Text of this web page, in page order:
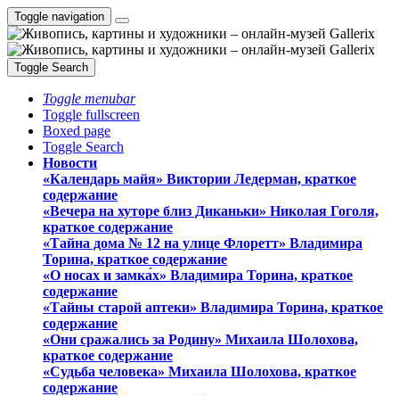
Toggle navigation
Toggle Search
Toggle menubar
Toggle fullscreen
Boxed page
Toggle Search
Новости
«Календарь майя» Виктории Ледерман, краткое
содержание
«Вечера на хуторе близ Диканьки» Николая Гоголя,
краткое содержание
«Тайна дома № 12 на улице Флоретт» Владимира
Торина, краткое содержание
«О носах и замка́х» Владимира Торина, краткое
содержание
«Тайны старой аптеки» Владимира Торина, краткое
содержание
«Они сражались за Родину» Михаила Шолохова,
краткое содержание
«Судьба человека» Михаила Шолохова, краткое
содержание